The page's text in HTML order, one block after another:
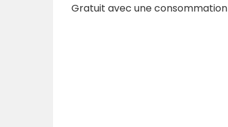
Gratuit avec une consommation